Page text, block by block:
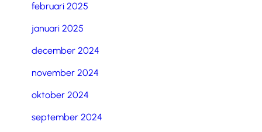
februari 2025
januari 2025
december 2024
november 2024
oktober 2024
september 2024